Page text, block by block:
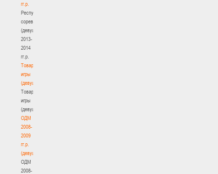
гг.р.
Республиканские
соревнования
(девушки)
2013-
2014
гг.р.
Товарищеские
игры
(девушки)
Товарищеские
игры
(девушки)
ОДМ
2008-
2009
гг.р.
(девушки)
ОДМ
2008-